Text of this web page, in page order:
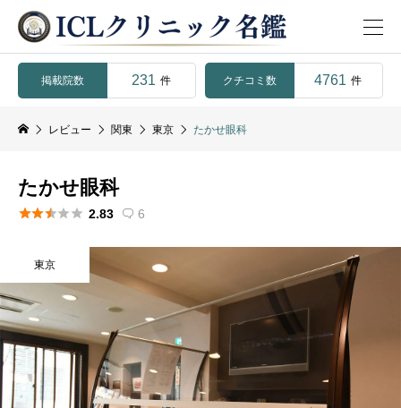
掲載院数 231 件 クチコミ数 4761 件
レビュー 関東 東京 たかせ眼科
たかせ眼科
 2.83  6
東京